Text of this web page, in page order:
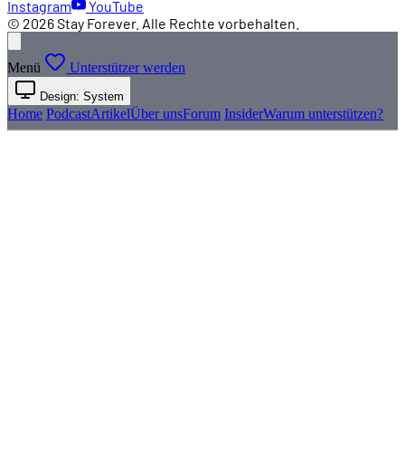
Instagram
YouTube
© 2026 Stay Forever. Alle Rechte vorbehalten.
Menü Unterstützer werden
Design: System
Home PodcastArtikelÜber unsForum InsiderWarum unterstützen?